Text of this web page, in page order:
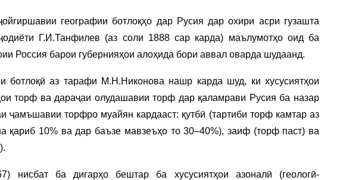
географии ботлоқҳо дар Русия дар охири асри гузашта
Г.И.Танфилев (аз соли 1888 сар карда) маълумотҳо оид ба
Россия барои губернияҳои алоҳида бори аввал оварда шудаанд.
ботлоқӣ аз тарафи М.Н.Никонова нашр карда шуд, ки хусусиятҳои
торф ва дараҷаи олудашавии торф дар қаламрави Русия ба назар
ҷамъшавии торфро муайян кардааст: қутбӣ (тартиби торф камтар аз
қариб 10% ва дар баъзе мавзеъҳо то 30–40%), заиф (торф паст) ва
нисбат ба дигарҳо бештар ба хусусиятҳои азоналӣ (геологӣ-